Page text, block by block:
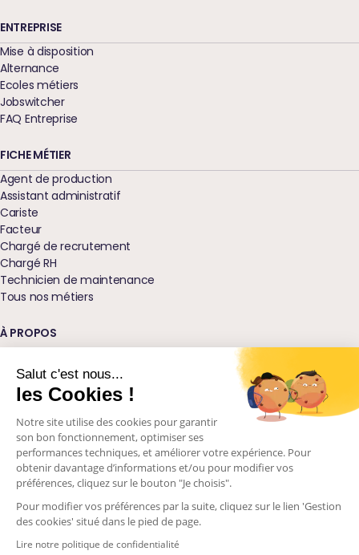
Salut c'est nous...
les Cookies !
Notre site utilise des cookies pour garantir
son bon fonctionnement, optimiser ses
performances techniques, et améliorer votre expérience. Pour
obtenir davantage d’informations et/ou pour modifier vos
préférences, cliquez sur le bouton "Je choisis".
Pour modifier vos préférences par la suite, cliquez sur le lien 'Gestion
des cookies' situé dans le pied de page.
Lire notre politique de confidentialité
ENTREPRISE
Mise à disposition
Alternance
Ecoles métiers
Jobswitcher
FAQ Entreprise
FICHE MÉTIER
Agent de production
Assistant administratif
Cariste
Facteur
Chargé de recrutement
Chargé RH
Technicien de maintenance
Tous nos métiers
À PROPOS
Nos agences
Blog
Podcast Ressources
Nos engagements
Visions d'avenir
Contactez-nous
2026Alliance Emploi